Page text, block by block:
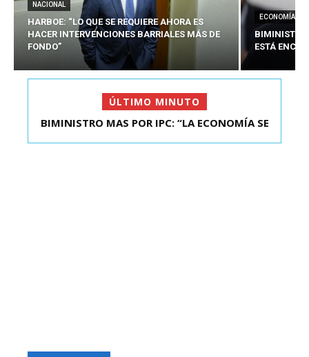
NACIONAL
HARBOE: “LO QUE SE REQUIERE AHORA ES
HACER INTERVENCIONES BARRIALES MÁS DE
FONDO”
ECONOMÍA
BIMINISTRO
ESTÁ
ÚLTIMO MINUTO
KAST SE REUNIÓ CON EL PRESIDENTE ELECTO DE
BIMINISTRO MAS POR IPC: “LA ECONOMÍA SE